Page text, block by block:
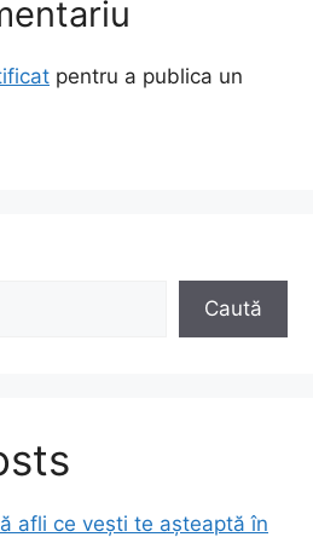
pentru a publica un
Caută
afli ce vești te așteaptă în